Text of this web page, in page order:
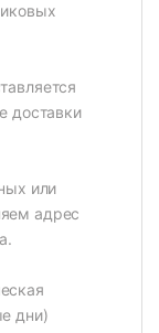
доставки
или
адрес
дни)